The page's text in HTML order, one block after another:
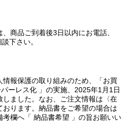
商品ご到着後3日以内にお電話、
下さい。
報保護の取り組みのため、「お買
ーレス化 」の実施、2025年1月1日
しました。なお、ご注文情報は〈在
ります。納品書をご希望の場合は
欄へ「 納品書希望 」の旨お願いい